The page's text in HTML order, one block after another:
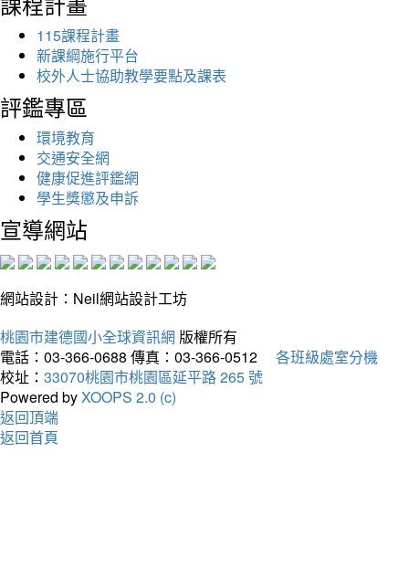
115課程計畫
新課綱施行平台
校外人士協助教學要點及課表
評鑑專區
環境教育
交通安全網
健康促進評鑑網
學生獎懲及申訴
宣導網站
網站設計：Neil網站設計工坊
桃園市建德國小全球資訊網 版權所有
電話：03-366-0688 傳真：03-366-0512
各班級處室分機
校址： 33070桃園市桃園區延平路 265 號
Powered byXOOPS 2.0 (c)
返回頂端
返回首頁